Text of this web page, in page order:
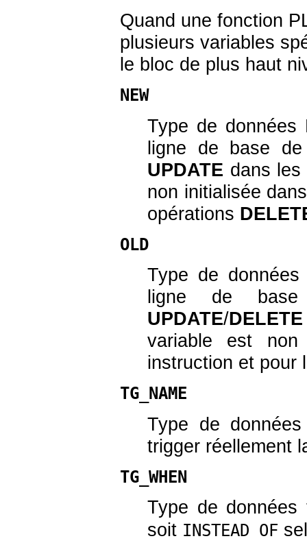
Quand une fonction
plusieurs variables
le bloc de plus haut
NEW
Type de données
ligne de base
UPDATE dans
non initialisée
opérations
OLD
Type de
ligne de
UPDATE/DELETE
variable est
instruction et pour
TG_NAME
Type de
trigger réellement
TG_WHEN
Type de données
soit INSTEAD OF